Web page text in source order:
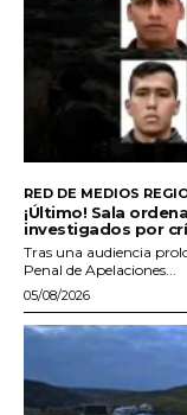
RED DE MEDIOS
¡Último! Sala
investigados por
Tras una audiencia
Penal de Apelaciones...
05/08/2026